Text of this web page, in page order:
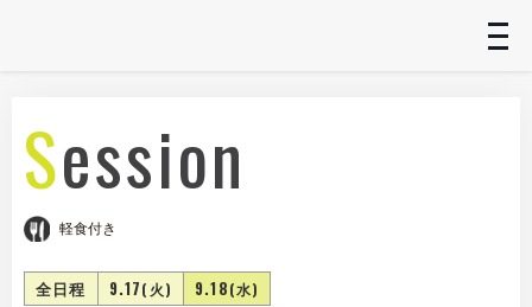
Session
全日程 9.17(火) 9.18(水)
軽食付き